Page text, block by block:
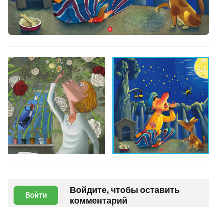
Войти
Войдите, чтобы оставить
комментарий